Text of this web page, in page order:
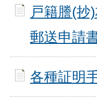
戸籍謄(抄
郵送申請
各種証明